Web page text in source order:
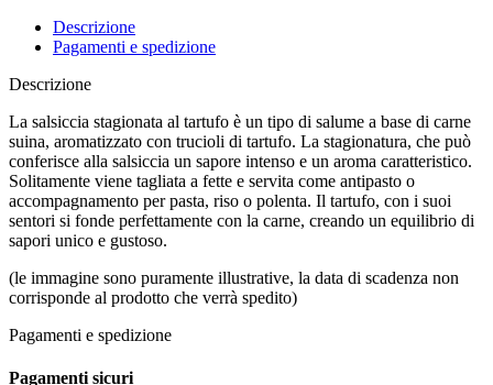
Descrizione
Pagamenti e spedizione
Descrizione
La salsiccia stagionata al tartufo è un tipo di salume a base di carne
suina, aromatizzato con trucioli di tartufo. La stagionatura, che può
conferisce alla salsiccia un sapore intenso e un aroma caratteristico.
Solitamente viene tagliata a fette e servita come antipasto o
accompagnamento per pasta, riso o polenta. Il tartufo, con i suoi
sentori si fonde perfettamente con la carne, creando un equilibrio di
sapori unico e gustoso.
(le immagine sono puramente illustrative, la data di scadenza non
corrisponde al prodotto che verrà spedito)
Pagamenti e spedizione
Pagamenti sicuri